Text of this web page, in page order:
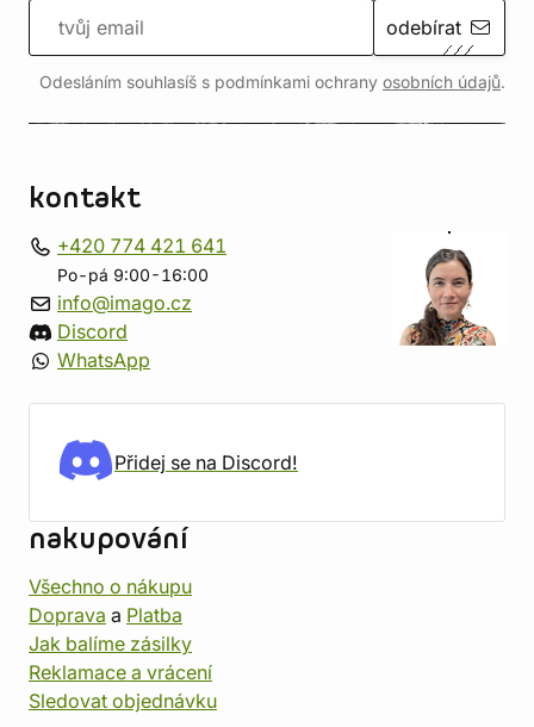
odebírat
Odesláním souhlasíš s podmínkami ochrany osobních údajů.
kontakt
+420 774 421 641
Po-pá 9:00-16:00
info@imago.cz
Discord
WhatsApp
Přidej se na Discord!
nakupování
Všechno o nákupu
Doprava a Platba
Jak balíme zásilky
Reklamace a vrácení
Sledovat objednávku